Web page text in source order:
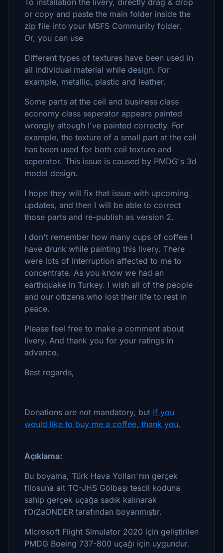
To installation the livery, directly drag & drop
or copy and paste the main folder inside the
zip file into your MSFS Community folder.
Or, you can use
Different types of textures have been used in
all individual material while design. For
example, metallic, plastic and leather.
Some parts at the ceil and business class
economy class seperator appears painted
wrongly altough I've painted correctly. For
example, the texture of a small part at the ceil
has been used for both ceil texture and
seperator. This issue is caused by PMDG's 3d
model design.
I hope they will fix that issue with upcoming
updates, and then I will be able to correct
those parts and re-publish as version 2.
I don't remember how many cups of coffee I
have drunk while painting this livery. There
were lots of interruption affected to me to
concentrate. As you know we had an
earthquake in Turkey. I wish all of the people
and our citizens who lost their life to rest in
peace.
Please feel free to make a comment about
livery. And thank you for your ratings in
advance.
Best regards,
Donations are not mandatory, but If you
would like to buy me a coffee, thank you.
Açıklama:
Bu boyama, Türk Hava Yolları'nın gerçek
filosuna ait TC-JHS Gölbaşı tescil koduna
sahip gerçek uçağa sadık kalınarak
fOrZaONDER tarafından boyanmıştır.
Microsoft Flight Simulator 2020 için geliştirilen
PMDG Boeing 737-800 uçağı için uygundur.